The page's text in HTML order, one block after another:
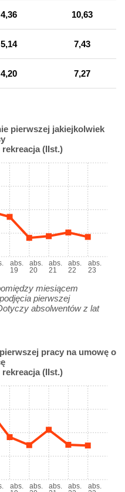
4,36 10,63
5,14 7,43
4,20 7,27
pierwszej jakiejkolwiek
(IIst.)
abs.
19
abs.
20
abs.
21
abs.
22
abs.
23
miesiącem
pierwszej
absolwentów z lat
pracy na umowę o
(IIst.)
abs.
abs.
abs.
abs.
abs.